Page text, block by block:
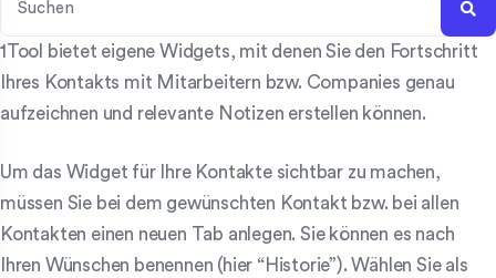
1Tool bietet eigene Widgets, mit denen Sie den Fortschritt
Ihres Kontakts mit Mitarbeitern bzw. Companies genau
aufzeichnen und relevante Notizen erstellen können.
Um das Widget für Ihre Kontakte sichtbar zu machen,
müssen Sie bei dem gewünschten Kontakt bzw. bei allen
Kontakten einen neuen Tab anlegen. Sie können es nach
Ihren Wünschen benennen (hier “Historie”). Wählen Sie als